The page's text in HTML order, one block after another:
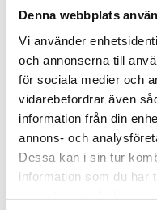
Denna webbplats
Vi använder
och annonserna till
för sociala medier och
vidarebefordrar även
information från din
annons- och
Dessa kan i sin tur
information som du har
Samverkan med
Srf Fokusrapport
företagande
Våra nyhetskanaler
Tidningen